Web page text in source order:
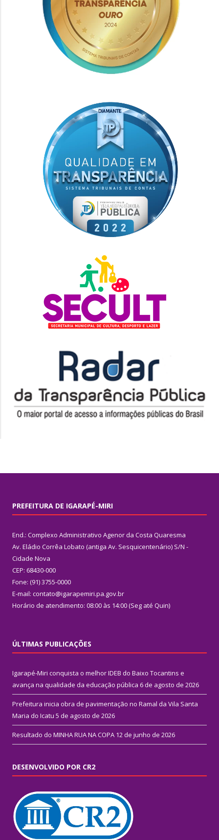
PREFEITURA DE IGARAPÉ-MIRI
End.: Complexo Administrativo Agenor da Costa Quaresma
Av. Eládio Corrêa Lobato (antiga Av. Sesquicentenário) S/N -
Cidade Nova
CEP: 68430-000
Fone: (91) 3755-0000
E-mail: contato@igarapemiri.pa.gov.br
Horário de atendimento: 08:00 às 14:00 (Seg até Quin)
ÚLTIMAS PUBLICAÇÕES
Igarapé-Miri conquista o melhor IDEB do Baixo Tocantins e
avança na qualidade da educação pública 6 de agosto de 2026
Prefeitura inicia obra de pavimentação no Ramal da Vila Santa
Maria do Icatu 5 de agosto de 2026
Resultado do MINHA RUA NA COPA 12 de junho de 2026
DESENVOLVIDO POR CR2